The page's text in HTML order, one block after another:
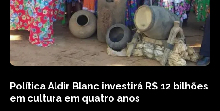
Política Aldir Blanc investirá R$ 12 bilhões
em cultura em quatro anos